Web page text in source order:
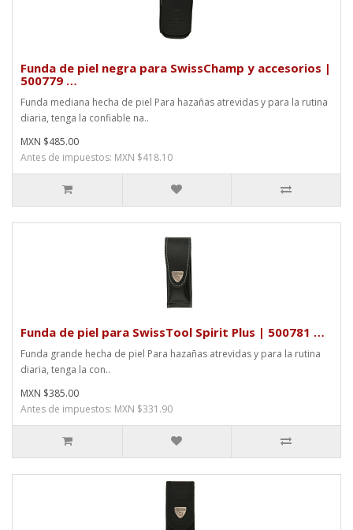
Funda de piel negra para SwissChamp y accesorios |
500779 …
Funda mediana hecha de piel Para hazañas atrevidas y para la rutina
diaria, tenga la confiable na..
MXN $485.00
Antes de impuestos: MXN $418.10
Funda de piel para SwissTool Spirit Plus | 500781 …
Funda grande hecha de piel Para hazañas atrevidas y para la rutina
diaria, tenga la con..
MXN $385.00
Antes de impuestos: MXN $331.90